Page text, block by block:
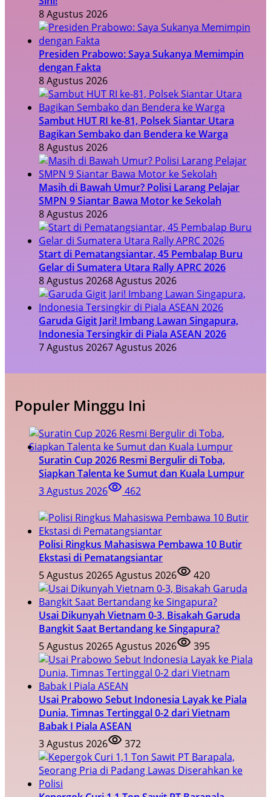
8 Agustus 2026
Presiden Prabowo: Saya Sukanya Memimpin
dengan Fakta
8 Agustus 2026
Sambut HUT RI ke-81, Polsek Siantar Utara
Bagikan Sembako dan Bendera ke Warga
8 Agustus 2026
Masih di Bawah Umur? Polisi Larang Pelajar
SMPN 9 Siantar Bawa Motor ke Sekolah
8 Agustus 2026
Start di Pematangsiantar, 45 Pembalap Buru
Gelar di Sumatera Utara Rally APRC 2026
8 Agustus 20268 Agustus 2026
Garuda Gigit Jari! Imbang Lawan Singapura,
Indonesia Tersingkir di Piala ASEAN 2026
7 Agustus 20267 Agustus 2026
Populer Minggu Ini
Suratin Cup 2026 Resmi Bergulir di Toba,
Siapkan Talenta ke Sumut dan Kuala Lumpur
3 Agustus 2026
462
Polisi Ringkus Mahasiswa Pembawa 10 Butir
Ekstasi di Pematangsiantar
5 Agustus 20265 Agustus 2026 420
Usai Dikunyah Vietnam 0-3, Bisakah Garuda
Bangkit Saat Bertandang ke Singapura?
5 Agustus 20265 Agustus 2026 395
Usai Prabowo Sebut Indonesia Layak ke Piala
Dunia, Timnas Tertinggal 0-2 dari Vietnam
Babak I Piala ASEAN
3 Agustus 2026
372